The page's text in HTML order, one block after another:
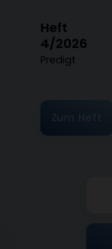
Heft
4/2026
:
Predigt
Zum Heft